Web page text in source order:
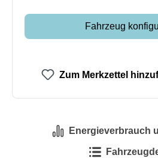
Fahrzeug
Zum Merkzettel
Energieverbrauch